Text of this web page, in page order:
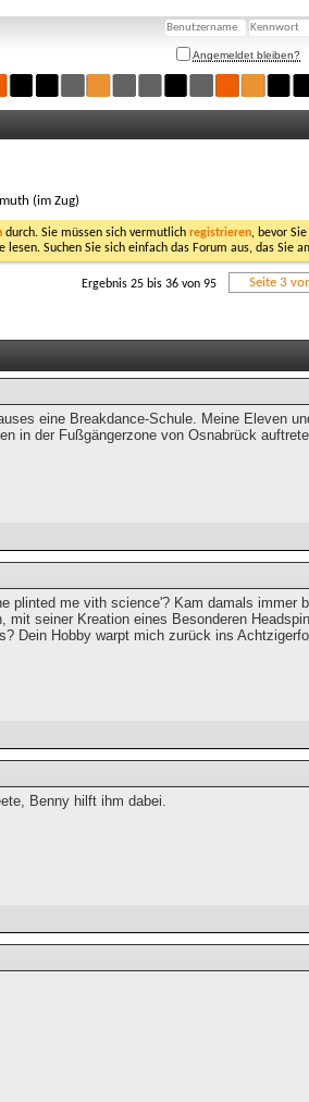
Angemeldet bleiben?
(im Zug)
durch. Sie müssen sich vermutlich registrieren, bevor
Suchen Sie sich einfach das Forum aus, das Sie
Seite 3
Ergebnis 25 bis 36 von 95
eine Breakdance-Schule. Meine Eleven
in der Fußgängerzone von Osnabrück
plinted me vith science'? Kam damals immer
mit seiner Kreation eines Besonderen
Dein Hobby warpt mich zurück ins
Benny hilft ihm dabei.